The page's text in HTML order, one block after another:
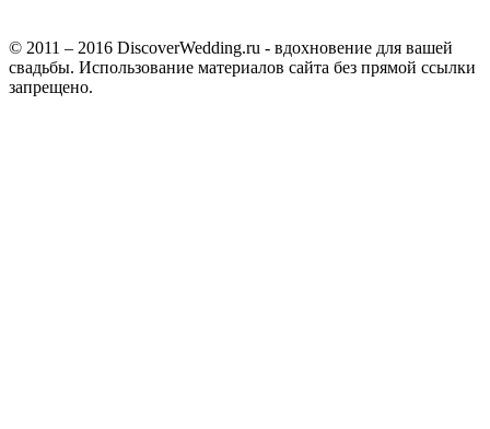
© 2011 – 2016 DiscoverWedding.ru - вдохновение для вашей
свадьбы. Использование материалов сайта без прямой ссылки
запрещено.